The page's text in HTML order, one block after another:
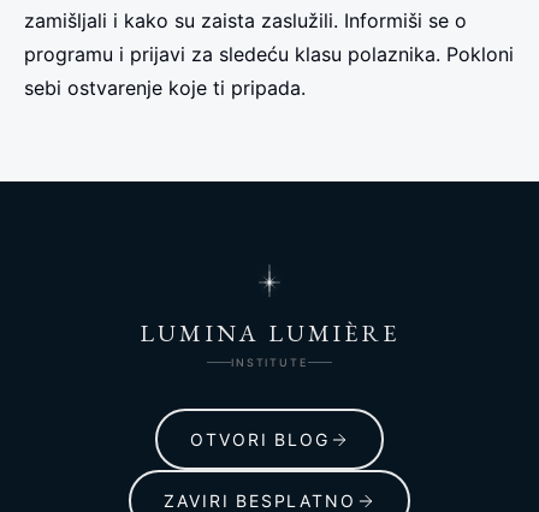
zamišljali i kako su zaista zaslužili. Informiši se o
programu i prijavi za sledeću klasu polaznika. Pokloni
sebi ostvarenje koje ti pripada.
LUMINA LUMIÈRE
INSTITUTE
OTVORI BLOG
ZAVIRI BESPLATNO